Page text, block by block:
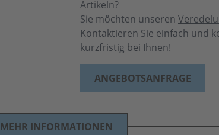
Artikeln?
Sie möchten unseren
Kontaktieren Sie einfach und
kurzfristig bei Ihnen!
ANGEBOTSANFRAGE
MEHR INFORMATIONEN